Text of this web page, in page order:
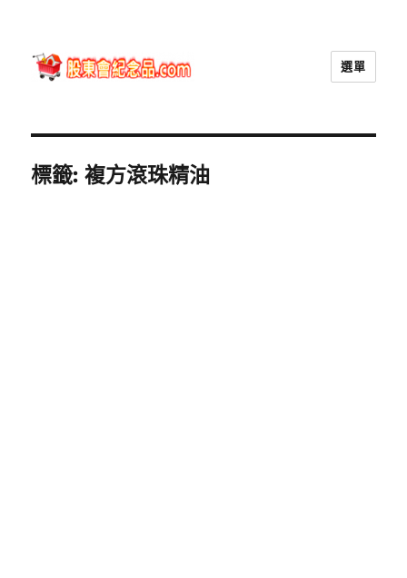
選單
標籤:複方滾珠精油